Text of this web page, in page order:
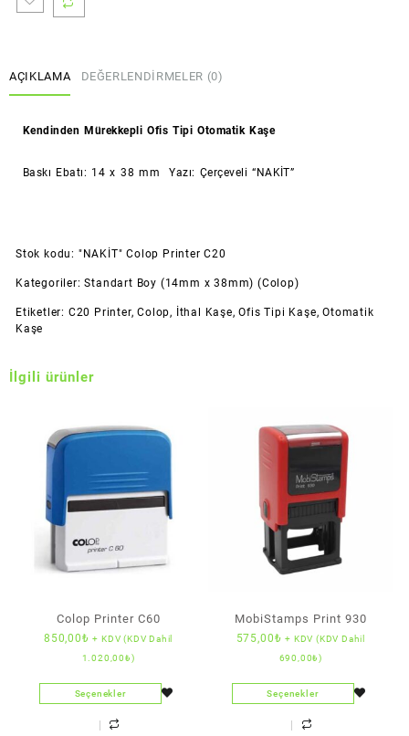
(Colop)
AÇIKLAMA DEĞERLENDIRMELER (0)
Kendinden Mürekkepli Ofis Tipi Otomatik Kaşe
Baskı Ebatı: 14 x 38 mm Yazı: Çerçeveli “NAKİT”
Stok kodu: "NAKİT" Colop Printer C20
Kategoriler:Standart Boy (14mm x 38mm) (Colop)
Etiketler: C20 Printer,Colop, İthal Kaşe,Ofis Tipi Kaşe,Otomatik
Kaşe
İlgili ürünler
Colop Printer C60
850,00₺ + KDV (KDV Dahil
1.020,00₺ )
Seçenekler
MobiStamps Print 930
575,00₺ + KDV (KDV Dahil
690,00₺ )
Seçenekler